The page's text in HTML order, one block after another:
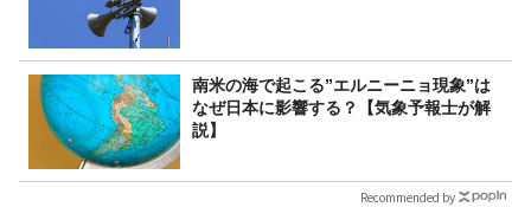
南米の海で起こる”エルニーニョ現象”は
なぜ日本に影響する？【気象予報士が解
説】
Recommended by